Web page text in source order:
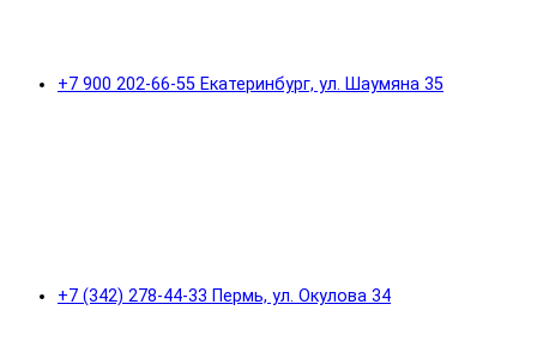
+7 900 202-66-55 Екатеринбург, ул. Шаумяна 35
+7 (342) 278-44-33 Пермь, ул. Окулова 34